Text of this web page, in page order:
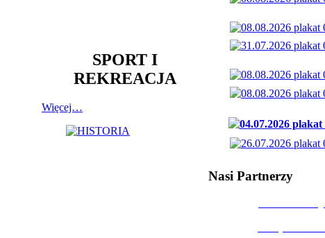
SPORT I
REKREACJA
Więcej…
Nasi Partnerzy